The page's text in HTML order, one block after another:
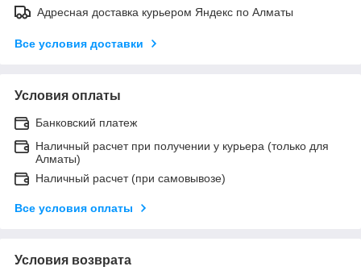
Адресная доставка курьером Яндекс по Алматы
Все условия доставки
Условия оплаты
Банковский платеж
Наличный расчет при получении у курьера (только для
Алматы)
Наличный расчет (при самовывозе)
Все условия оплаты
Условия возврата